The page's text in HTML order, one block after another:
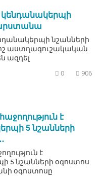
կենդանակերպի
նշանների
աստղագուշակական
ազդել
0 906
է
5 նշանների
է
5 նշանների օգոստոս
օգոստոսը